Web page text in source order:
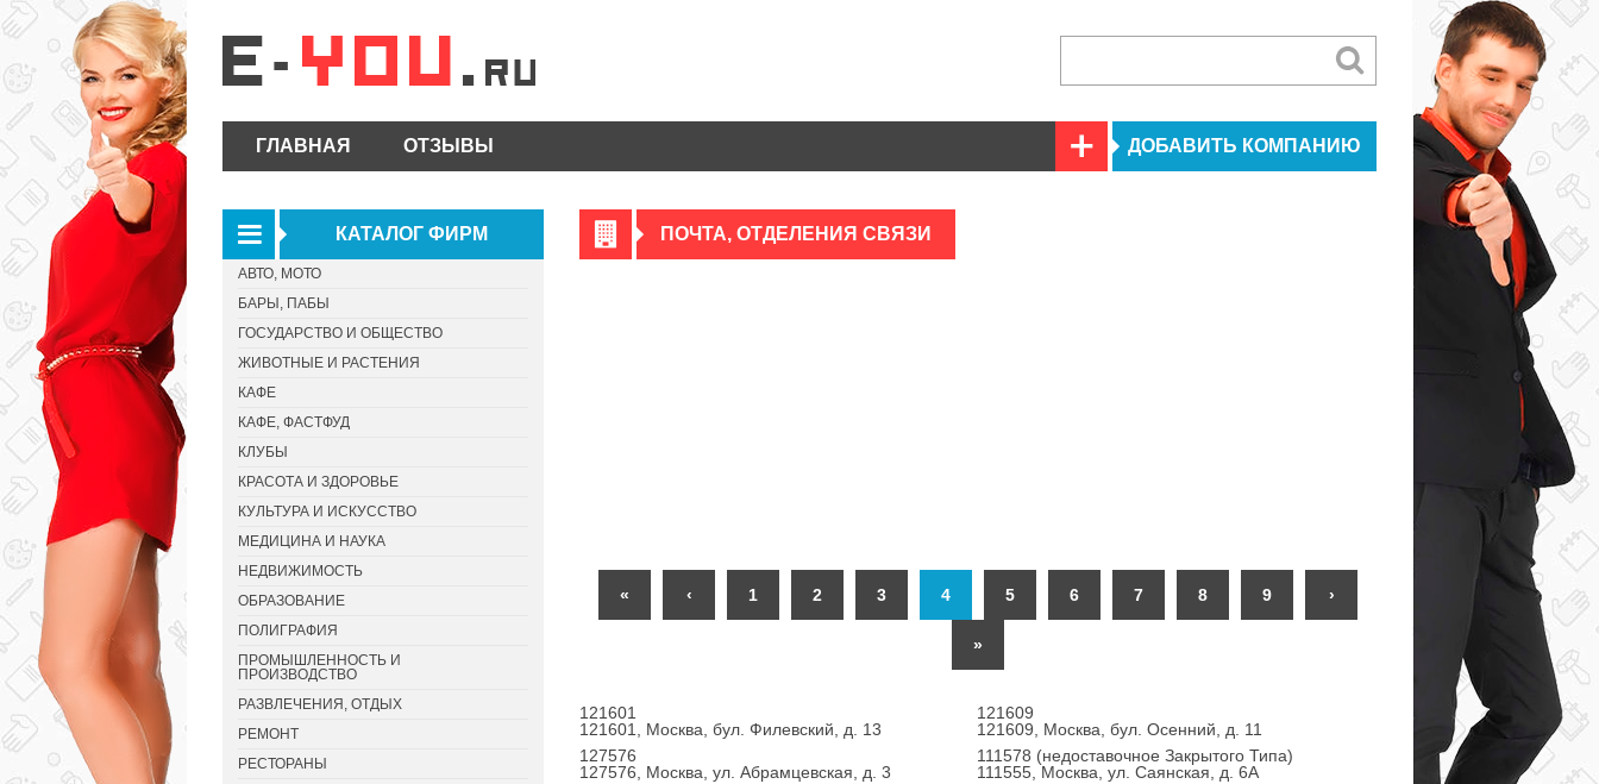
ГЛАВНАЯ ОТЗЫВЫ ДОБАВИТЬ КОМПАНИЮ
ПОЧТА, ОТДЕЛЕНИЯ СВЯЗИ
« ‹ 1 2 3 4 5 6 7 8 9 ›
»
121601
121601, Москва, бул. Филевский, д. 13
121609
121609, Москва, бул. Осенний, д. 11
127576
127576, Москва, ул. Абрамцевская, д. 3
111578 (недоставочное Закрытого Типа)
111555, Москва, ул. Саянская, д. 6А
КАТАЛОГ ФИРМ
АВТО, МОТО
БАРЫ, ПАБЫ
ГОСУДАРСТВО И ОБЩЕСТВО
ЖИВОТНЫЕ И РАСТЕНИЯ
КАФЕ
КАФЕ, ФАСТФУД
КЛУБЫ
КРАСОТА И ЗДОРОВЬЕ
КУЛЬТУРА И ИСКУССТВО
МЕДИЦИНА И НАУКА
НЕДВИЖИМОСТЬ
ОБРАЗОВАНИЕ
ПОЛИГРАФИЯ
ПРОМЫШЛЕННОСТЬ И
ПРОИЗВОДСТВО
РАЗВЛЕЧЕНИЯ, ОТДЫХ
РЕМОНТ
РЕСТОРАНЫ